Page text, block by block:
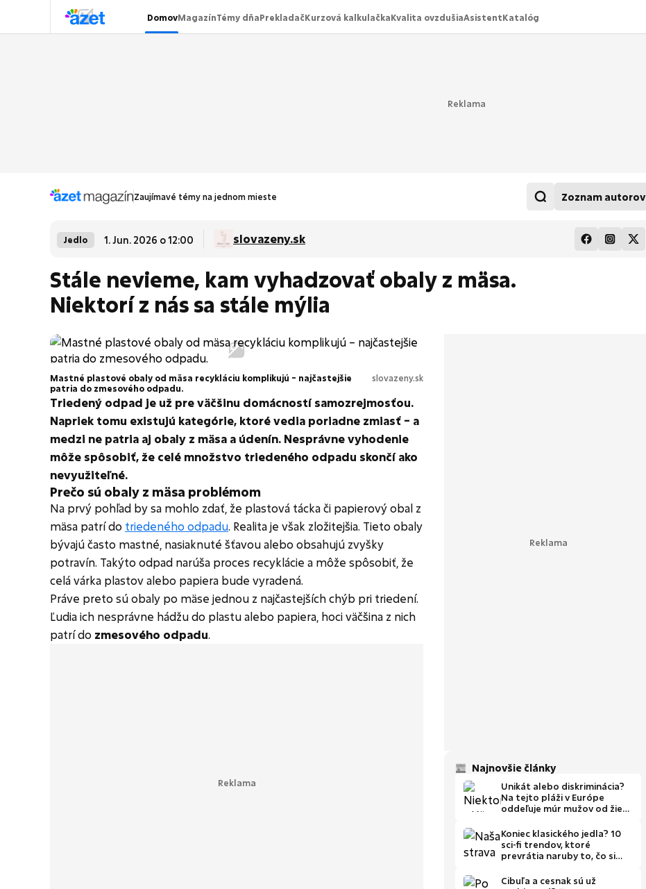
DomovMagazínTémy dňaPrekladačKurzová kalkulačkaKvalita ovzdušiaAsistentKatalóg
Zaujímavé témy na jednom mieste Zoznam autorov
Jedlo 1. Jun. 2026 o 12:00 slovazeny.sk
Stále nevieme, kam vyhadzovať obaly z mäsa.
Niektorí z nás sa stále mýlia
Mastné plastové obaly od mäsa recykláciu komplikujú – najčastejšie
patria do zmesového odpadu.
slovazeny.sk
Triedený odpad je už pre väčšinu domácností samozrejmosťou.
Napriek tomu existujú kategórie, ktoré vedia poriadne zmiasť – a
medzi ne patria aj obaly z mäsa a údenín. Nesprávne vyhodenie
môže spôsobiť, že celé množstvo triedeného odpadu skončí ako
nevyužiteľné.
Prečo sú obaly z mäsa problémom
Na prvý pohľad by sa mohlo zdať, že plastová tácka či papierový obal z
mäsa patrí do triedeného odpadu. Realita je však zložitejšia. Tieto obaly
bývajú často mastné, nasiaknuté šťavou alebo obsahujú zvyšky
potravín. Takýto odpad narúša proces recyklácie a môže spôsobiť, že
celá várka plastov alebo papiera bude vyradená.
Práve preto sú obaly po mäse jednou z najčastejších chýb pri triedení.
Ľudia ich nesprávne hádžu do plastu alebo papiera, hoci väčšina z nich
patrí do zmesového odpadu.
Najnovšie články
Unikát alebo diskriminácia?
Na tejto pláži v Európe
oddeľuje múr mužov od žien
Koniec klasického jedla? 10
sci-fi trendov, ktoré
prevrátia naruby to, čo si
Cibuľa a cesnak sú už